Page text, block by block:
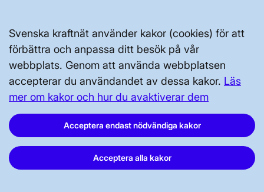
Svenska kraftnät använder kakor (cookies) för att
förbättra och anpassa ditt besök på vår
webbplats. Genom att använda webbplatsen
accepterar du användandet av dessa kakor. Läs
mer om kakor och hur du avaktiverar dem
Acceptera endast nödvändiga kakor
Acceptera alla kakor
Press och nyheter
Prenumerera
Vår dataskyddspolicy